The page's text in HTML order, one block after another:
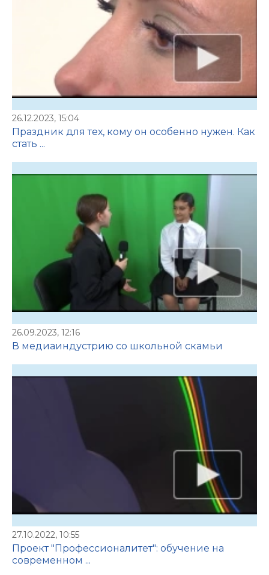
26.12.2023, 15:04
Праздник для тех, кому он особенно нужен. Как
стать ...
26.09.2023, 12:16
В медиаиндустрию со школьной скамьи
27.10.2022, 10:55
Проект "Профессионалитет": обучение на
современном ...